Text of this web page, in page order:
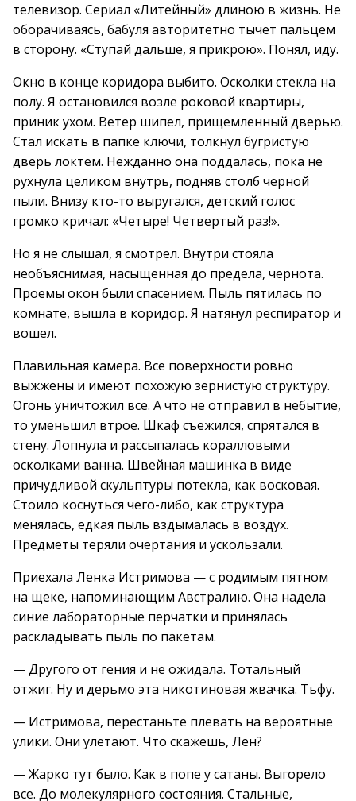
телевизор. Сериал «Литейный» длиною в жизнь. Не
оборачиваясь, бабуля авторитетно тычет пальцем
в сторону. «Ступай дальше, я прикрою». Понял, иду.
Окно в конце коридора выбито. Осколки стекла на
полу. Я остановился возле роковой квартиры,
приник ухом. Ветер шипел, прищемленный дверью.
Стал искать в папке ключи, толкнул бугристую
дверь локтем. Нежданно она поддалась, пока не
рухнула целиком внутрь, подняв столб черной
пыли. Внизу кто-то выругался, детский голос
громко кричал: «Четыре! Четвертый раз!».
Но я не слышал, я смотрел. Внутри стояла
необъяснимая, насыщенная до предела, чернота.
Проемы окон были спасением. Пыль пятилась по
комнате, вышла в коридор. Я натянул респиратор и
вошел.
Плавильная камера. Все поверхности ровно
выжжены и имеют похожую зернистую структуру.
Огонь уничтожил все. А что не отправил в небытие,
то уменьшил втрое. Шкаф съежился, спрятался в
стену. Лопнула и рассыпалась коралловыми
осколками ванна. Швейная машинка в виде
причудливой скульптуры потекла, как восковая.
Стоило коснуться чего-либо, как структура
менялась, едкая пыль вздымалась в воздух.
Предметы теряли очертания и ускользали.
Приехала Ленка Истримова — с родимым пятном
на щеке, напоминающим Австралию. Она надела
синие лабораторные перчатки и принялась
раскладывать пыль по пакетам.
— Другого от гения и не ожидала. Тотальный
отжиг. Ну и дерьмо эта никотиновая жвачка. Тьфу.
— Истримова, перестаньте плевать на вероятные
улики. Они улетают. Что скажешь, Лен?
— Жарко тут было. Как в попе у сатаны. Выгорело
все. До молекулярного состояния. Стальные,